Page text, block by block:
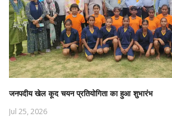
जनपदीय खेल कूद चयन प्रतियोगिता का हुआ शुभारंभ
Jul 25, 2026